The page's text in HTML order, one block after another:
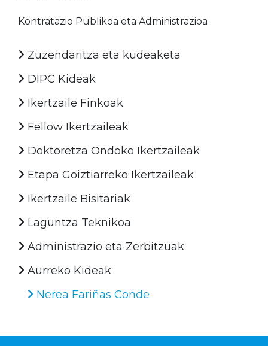
Kontratazio Publikoa eta Administrazioa
Zuzendaritza eta kudeaketa
DIPC Kideak
Ikertzaile Finkoak
Fellow Ikertzaileak
Doktoretza Ondoko Ikertzaileak
Etapa Goiztiarreko Ikertzaileak
Ikertzaile Bisitariak
Laguntza Teknikoa
Administrazio eta Zerbitzuak
Aurreko Kideak
Nerea Fariñas Conde